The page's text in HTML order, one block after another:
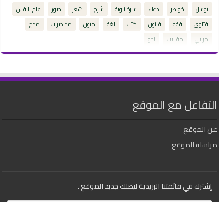
توسل
خواطر دعاء سيرة نبوية شرح شعر صور
علم النفس
فتاوى
فقه قانون كتب لغة متون محاضرات
مدح
مراثي
مقالات نحو
التفاعل مع الموقع
عن الموقع
مراسلة الموقع
إشترك في قائمتنا البريدية ليصلك جديد الموقع .